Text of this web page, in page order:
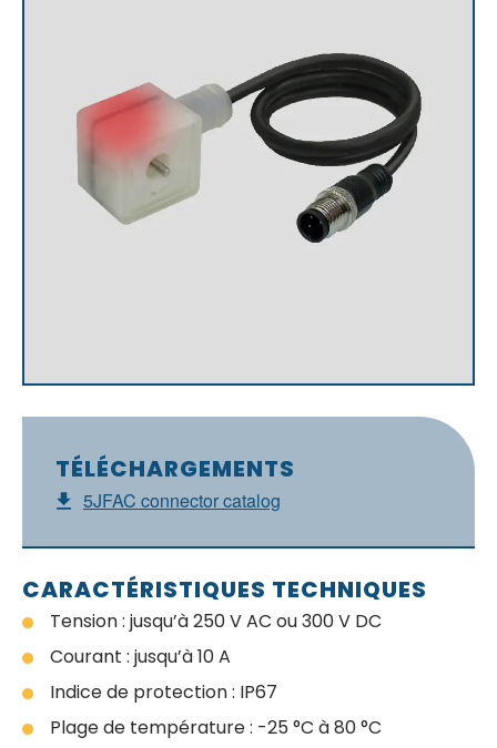
TÉLÉCHARGEMENTS
5JFAC connector catalog
CARACTÉRISTIQUES TECHNIQUES
Tension : jusqu’à 250 V AC ou 300 V DC
Courant : jusqu’à 10 A
Indice de protection : IP67
Plage de température : -25 °C à 80 °C